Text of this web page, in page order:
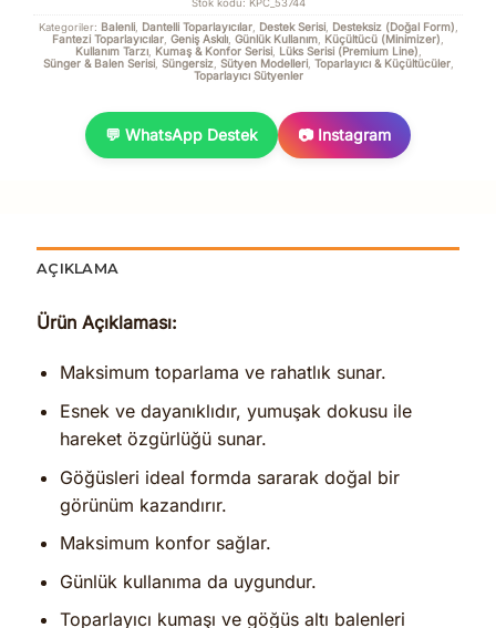
Kategoriler: Balenli, Dantelli Toparlayıcılar, Destek Serisi, Desteksiz (Doğal Form)
Fantezi Toparlayıcılar Geniş Askılı Günlük Kullanım Küçültücü (Minimizer)
Kullanım Tarzı, Kumaş & Konfor Serisi, Lüks Serisi (Premium Line)
Sünger & Balen Serisi, Süngersiz Sütyen Modelleri, Toparlayıcı & Küçültücüler,
Toparlayıcı Sütyenler
💬 WhatsApp Destek 📷 Instagram
AÇIKLAMA
Ürün Açıklaması:
Maksimum toparlama ve rahatlık sunar.
Esnek ve dayanıklıdır, yumuşak dokusu ile
hareket özgürlüğü sunar.
Göğüsleri ideal formda sararak doğal bir
görünüm kazandırır.
Maksimum konfor sağlar.
Günlük kullanıma da uygundur.
Toparlayıcı kumaşı ve göğüs altı balenleri